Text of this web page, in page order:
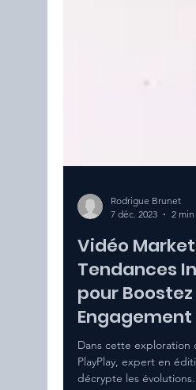
7 déc. 2023
2 min
Vidéo
Tendances